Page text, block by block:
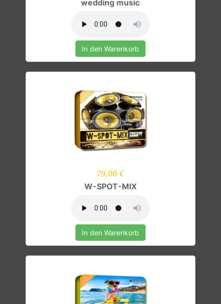
wedding music
In den Warenkorb
79,00 €
W-SPOT-MIX
In den Warenkorb